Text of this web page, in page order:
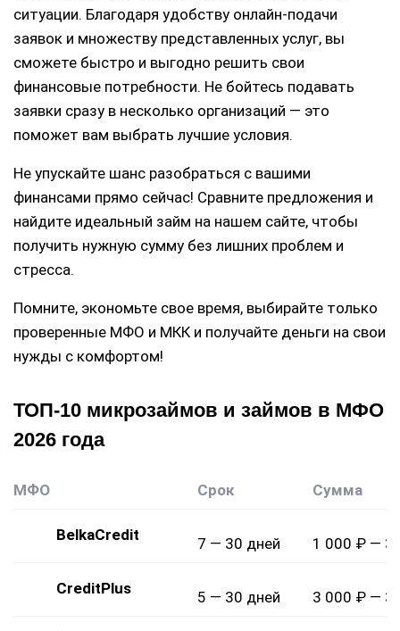
ситуации. Благодаря удобству онлайн-подачи
заявок и множеству представленных услуг, вы
сможете быстро и выгодно решить свои
финансовые потребности. Не бойтесь подавать
заявки сразу в несколько организаций — это
поможет вам выбрать лучшие условия.
Не упускайте шанс разобраться с вашими
финансами прямо сейчас! Сравните предложения и
найдите идеальный займ на нашем сайте, чтобы
получить нужную сумму без лишних проблем и
стресса.
Помните, экономьте свое время, выбирайте только
проверенные МФО и МКК и получайте деньги на свои
нужды с комфортом!
ТОП-10 микрозаймов и займов в МФО
2026 года
МФО Срок Сумма
BelkaCredit
7 — 30 дней 1 000 ₽ —
CreditPlus
5 — 30 дней 3 000 ₽ —